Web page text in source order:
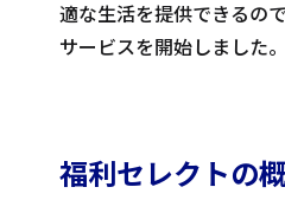
適な生活を提供できるの
サービスを開始しました。
福利セレクトの